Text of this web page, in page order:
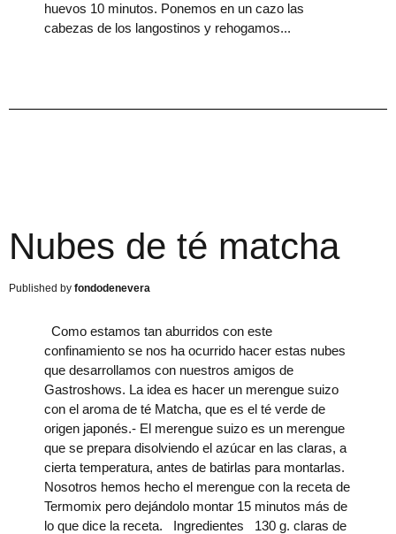
huevos 10 minutos. Ponemos en un cazo las
cabezas de los langostinos y rehogamos
Nubes de té matcha
fondodenevera
Como estamos tan aburridos con este
confinamiento se nos ha ocurrido hacer estas nubes
que desarrollamos con nuestros amigos de
Gastroshows. La idea es hacer un merengue suizo
con el aroma de té Matcha, que es el té verde de
origen japonés.- El merengue suizo es un merengue
que se prepara disolviendo el azúcar en las claras, a
cierta temperatura, antes de batirlas para montarlas.
Nosotros hemos hecho el merengue con la receta de
Termomix pero dejándolo montar 15 minutos más de
lo que dice la receta. Ingredientes 130 g. claras de